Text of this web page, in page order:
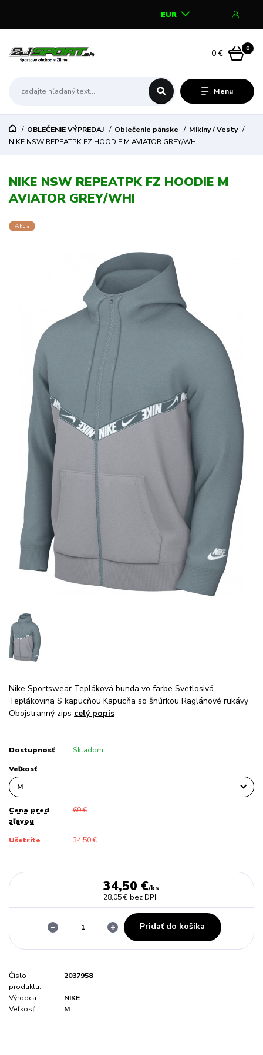
Menu
EUR
0
0 €
OBLEČENIE VÝPREDAJ Oblečenie pánske
Mikiny / Vesty
NIKE NSW REPEATPK FZ HOODIE M AVIATOR GREY/WHI
NIKE NSW REPEATPK FZ HOODIE M
AVIATOR GREY/WHI
Akcia
Nike Sportswear Tepláková bunda vo farbe Svetlosivá
Teplákovina S kapucňou Kapucňa so šnúrkou Raglánové rukávy
Obojstranný zips celý popis
Dostupnosť Skladom
Veľkosť
Cena pred
zľavou
69 €
Ušetríte 34,50 €
34,50 €/ks
28,05 € bez DPH
Pridať do košíka
Číslo
produktu:
2037958
Výrobca:
NIKE
Veľkosť:
M